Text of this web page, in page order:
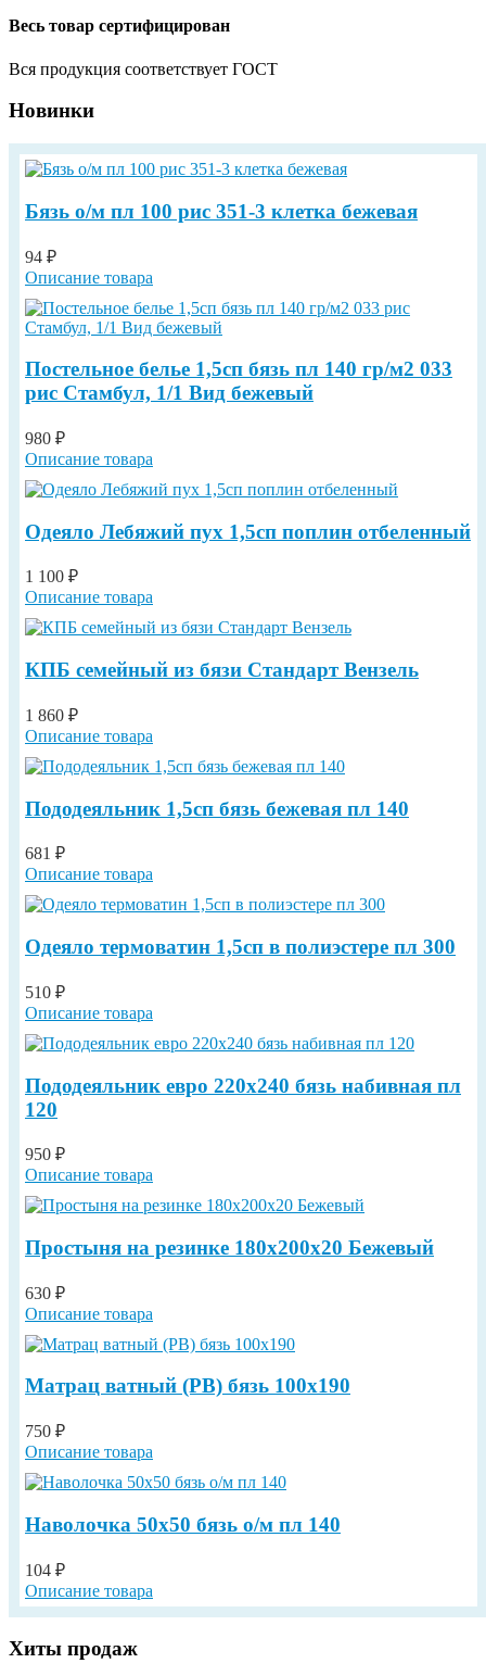
Весь товар сертифицирован
Вся продукция соответствует ГОСТ
Новинки
Бязь о/м пл 100 рис 351-3 клетка бежевая
94 ₽
Описание товара
Постельное белье 1,5сп бязь пл 140 гр/м2 033
рис Стамбул, 1/1 Вид бежевый
980 ₽
Описание товара
Одеяло Лебяжий пух 1,5сп поплин отбеленный
1 100 ₽
Описание товара
КПБ семейный из бязи Cтандарт Вензель
1 860 ₽
Описание товара
Пододеяльник 1,5сп бязь бежевая пл 140
681 ₽
Описание товара
Одеяло термоватин 1,5сп в полиэстере пл 300
510 ₽
Описание товара
Пододеяльник евро 220х240 бязь набивная пл
120
950 ₽
Описание товара
Простыня на резинке 180х200х20 Бежевый
630 ₽
Описание товара
Матрац ватный (РВ) бязь 100х190
750 ₽
Описание товара
Наволочка 50х50 бязь о/м пл 140
104 ₽
Описание товара
Хиты продаж